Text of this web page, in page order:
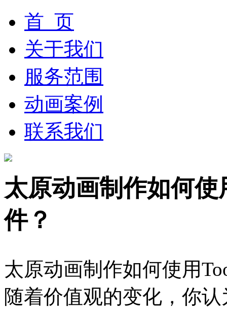
首 页
关于我们
服务范围
动画案例
联系我们
太原动画制作如何使
件？
太原动画制作如何使用
随着价值观的变化，你